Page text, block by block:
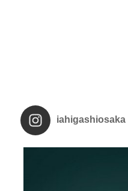
iahigashiosaka